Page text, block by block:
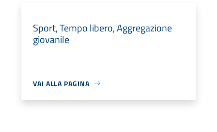
Sport, Tempo libero, Aggregazione
giovanile
VAI ALLA PAGINA